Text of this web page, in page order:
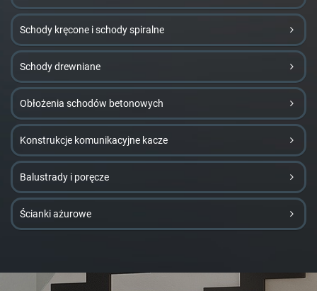
Schody kręcone i schody spiralne
Schody drewniane
Obłożenia schodów betonowych
Konstrukcje komunikacyjne kacze
Balustrady i poręcze
Ścianki ażurowe